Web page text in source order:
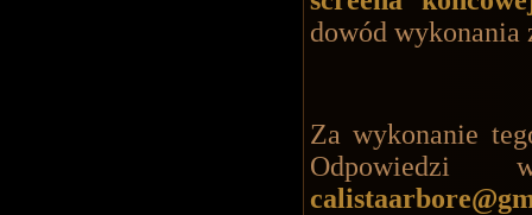
dowód wykonania
Za wykonanie
Odpowiedzi